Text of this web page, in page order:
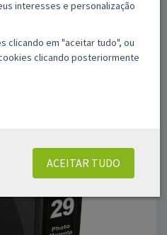
interesses e personalização
clicando em "aceitar tudo", ou
clicando posteriormente
ACEITAR TUDO